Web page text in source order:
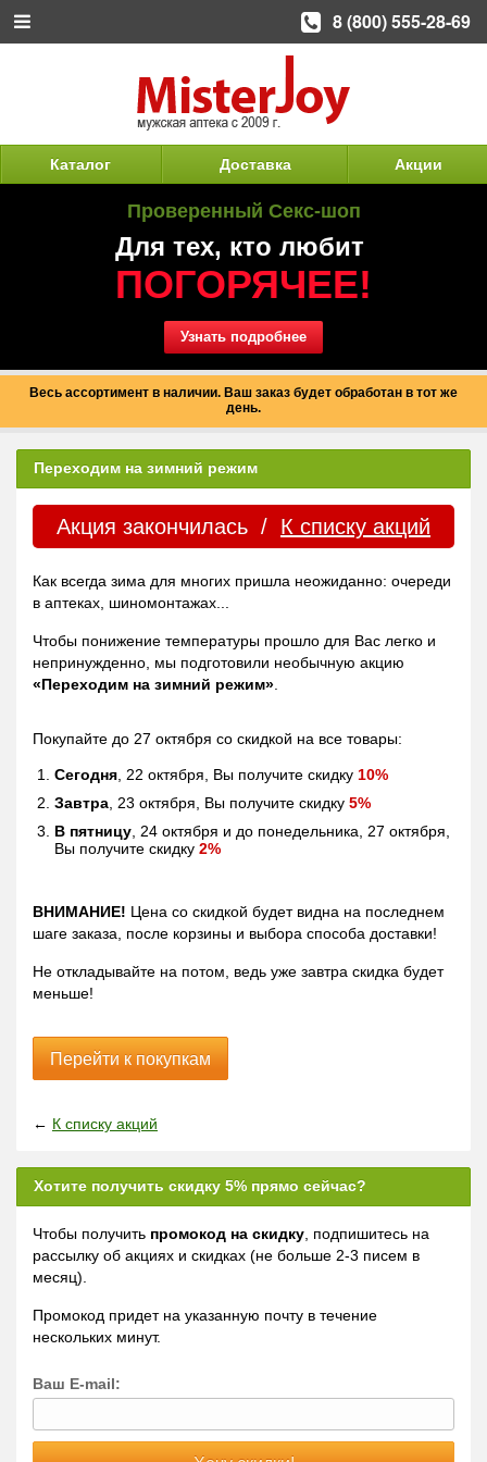
Каталог Доставка Акции
Проверенный Секс-шоп
Для тех, кто любит
ПОГОРЯЧЕЕ!
Узнать подробнее
Весь ассортимент в наличии. Ваш заказ будет обработан в тот же
день.
Переходим на зимний режим
Акция закончилась / К списку акций
Как всегда зима для многих пришла неожиданно: очереди
в аптеках, шиномонтажах...
Чтобы понижение температуры прошло для Вас легко и
непринужденно, мы подготовили необычную акцию
«Переходим на зимний режим»
Покупайте до 27 октября со скидкой на все товары:
Сегодня , 22 октября, Вы получите скидку 10%
Завтра , 23 октября, Вы получите скидку 5%
В пятницу , 24 октября и до понедельника, 27 октября,
Вы получите скидку 2%
ВНИМАНИЕ! Цена со скидкой будет видна на последнем
шаге заказа, после корзины и выбора способа доставки!
Не откладывайте на потом, ведь уже завтра скидка будет
меньше!
Перейти к покупкам
← К списку акций
Хотите получить скидку 5% прямо сейчас?
Чтобы получить промокод на скидку , подпишитесь на
рассылку об акциях и скидках (не больше 2-3 писем в
месяц).
Промокод придет на указанную почту в течение
нескольких минут.
Ваш E-mail:
8 (800) 555-28-69